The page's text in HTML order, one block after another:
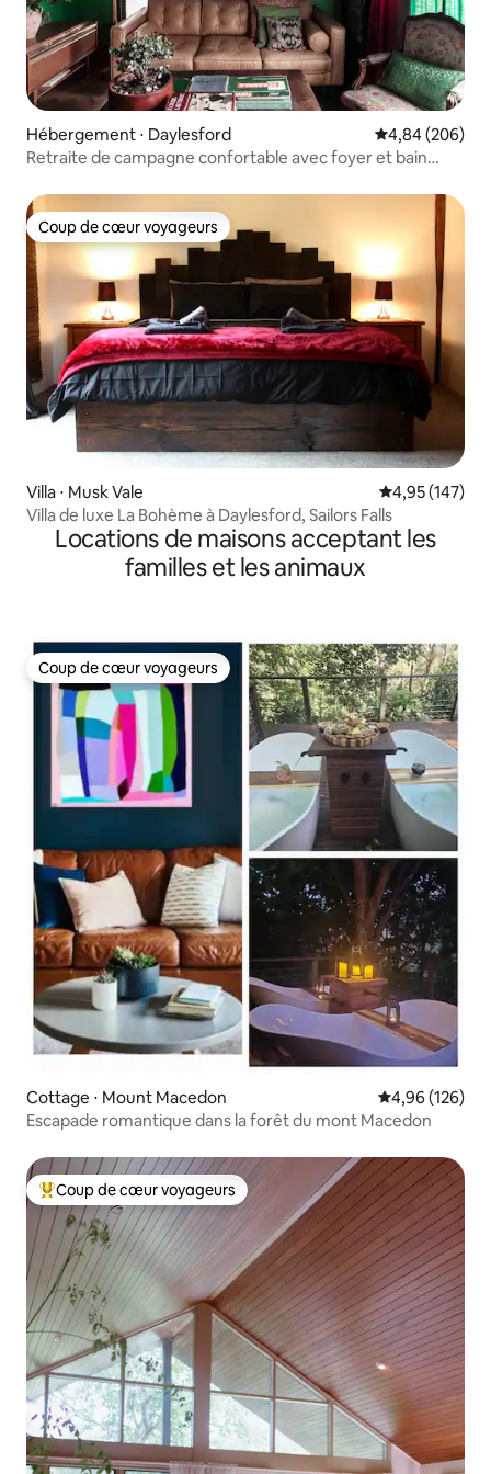
Hébergement ⋅ Daylesford Évaluation
4,84 (206)
Retraite de campagne confortable avec foyer et bain
Coup de cœur voyageurs
Coup de cœur voyageurs
Villa ⋅ Musk Vale Évaluation
4,95 (147)
Villa de luxe La Bohème à Daylesford, Sailors Falls
Locations de maisons acceptant les
familles et les animaux
Coup de cœur voyageurs
Coup de cœur voyageurs
Cottage ⋅ Mount Macedon Évaluation
4,96 (126)
Escapade romantique dans la forêt du mont Macedon
Coups de cœur voyageurs les plus appréciés
Coup de cœur voyageurs